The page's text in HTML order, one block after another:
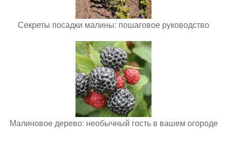
Секреты посадки малины: пошаговое руководство
Малиновое дерево: необычный гость в вашем огороде